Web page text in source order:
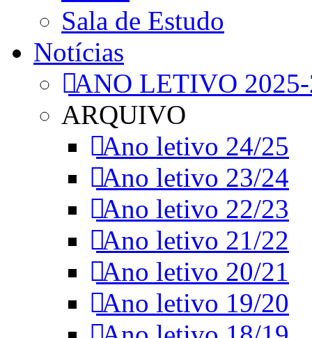
Sala de Estudo
Notícias
ANO LETIVO
ARQUIVO
Ano letivo 24/25
Ano letivo 23/24
Ano letivo 22/23
Ano letivo 21/22
Ano letivo 20/21
Ano letivo 19/20